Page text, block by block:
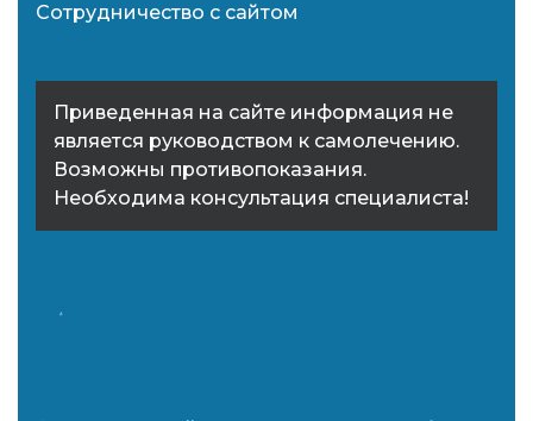
Сотрудничество с сайтом
Приведенная на сайте информация не
является руководством к самолечению.
Возможны противопоказания.
Необходима консультация специалиста!